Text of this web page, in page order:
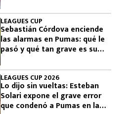
LEAGUES CUP
Sebastián Córdova enciende
las alarmas en Pumas: qué le
pasó y qué tan grave es su
LEAGUES CUP 2026
Lo dijo sin vueltas: Esteban
Solari expone el grave error
que condenó a Pumas en la